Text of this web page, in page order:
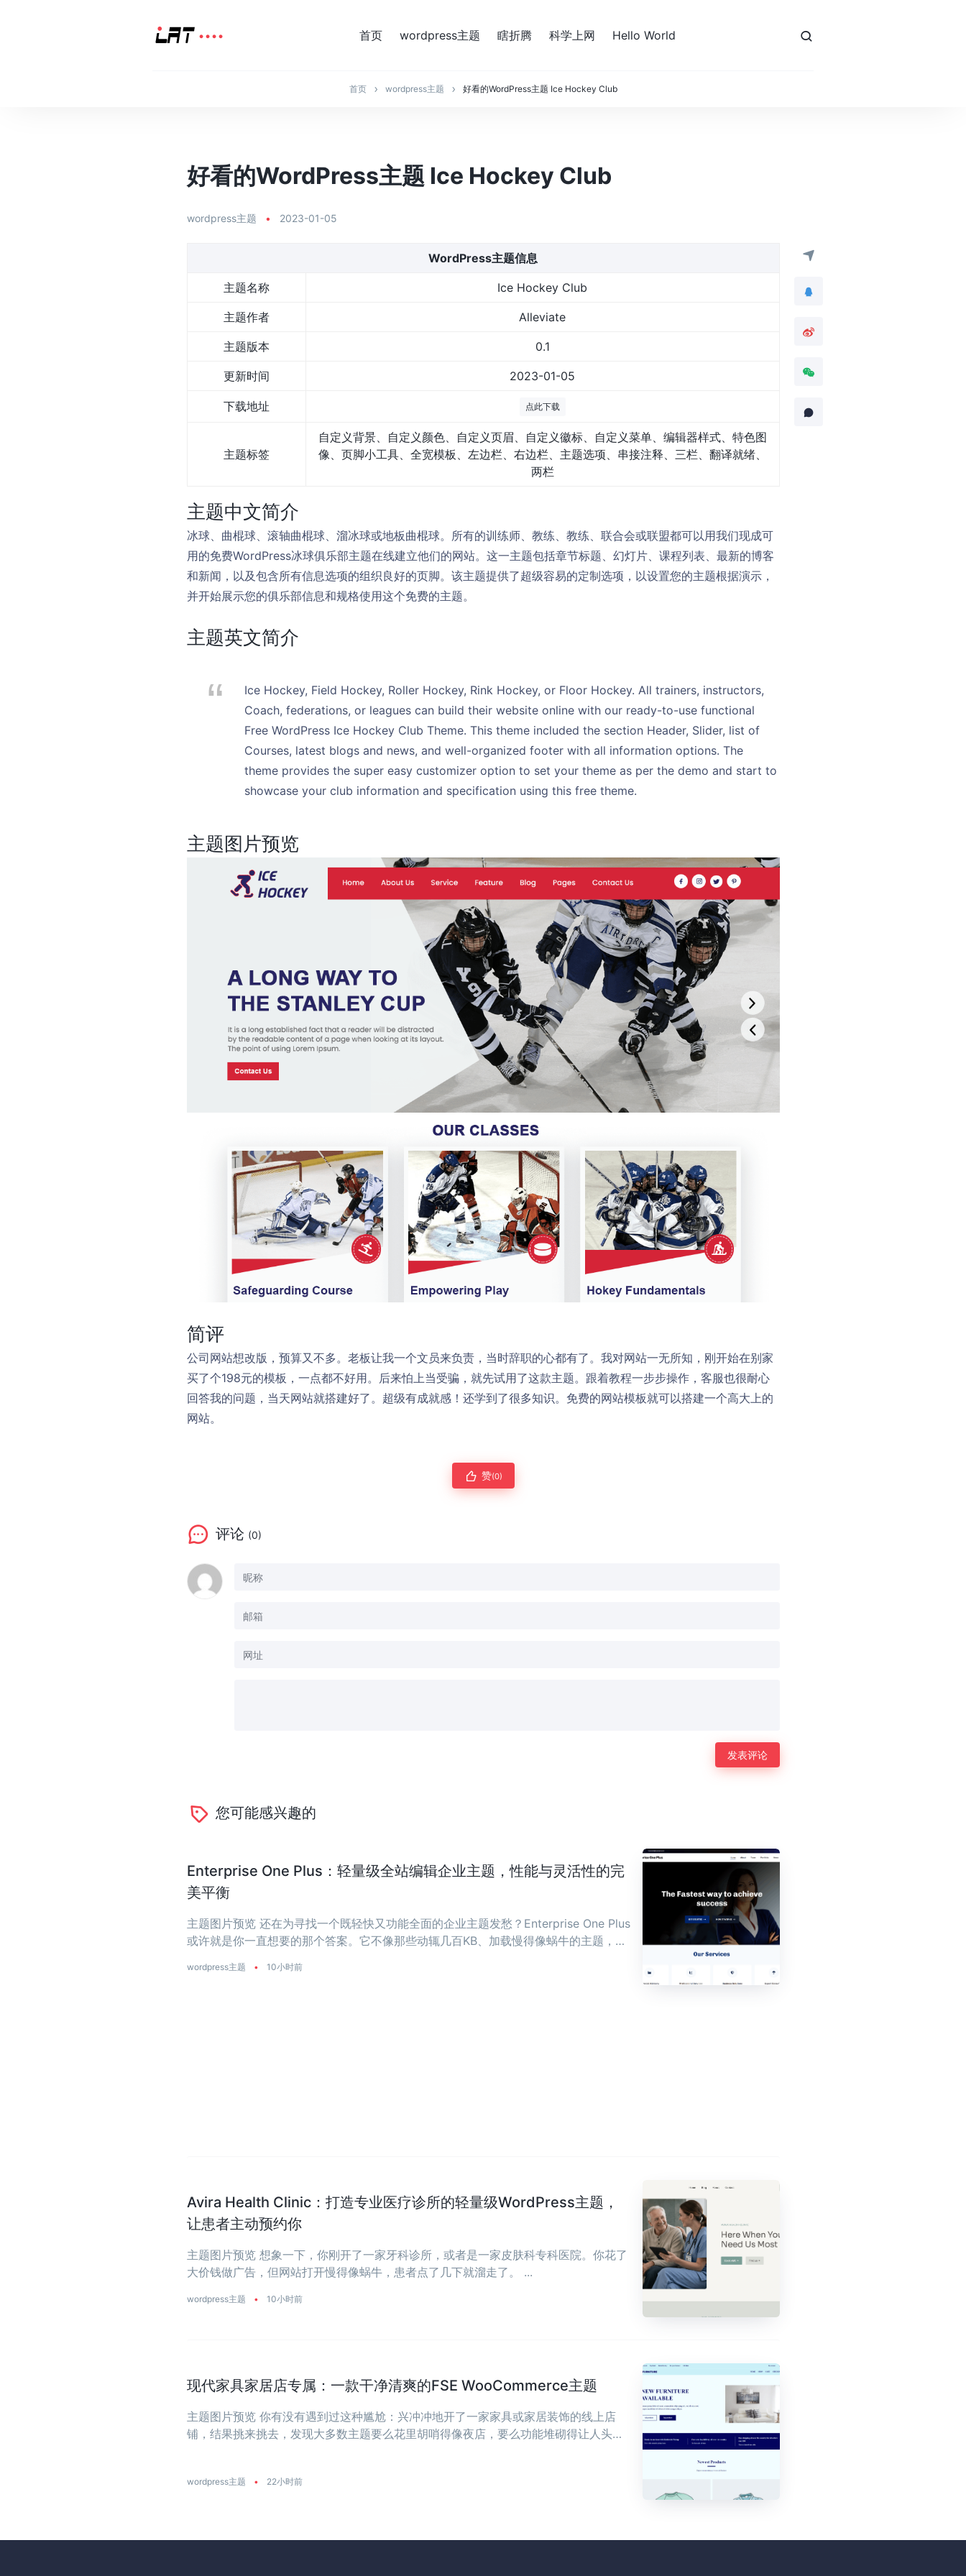
首页 wordpress主题 瞎折腾 科学上网 Hello World
首页 wordpress主题 好看的WordPress主题 Ice Hockey Club
好看的WordPress主题 Ice Hockey Club
wordpress主题 • 2023-01-05
WordPress主题信息
主题名称 Ice Hockey Club
主题作者 Alleviate
主题版本 0.1
更新时间 2023-01-05
下载地址 点此下载
主题标签
自定义背景、自定义颜色、自定义页眉、自定义徽标、自定义菜单、编辑器样式、特色图
像、页脚小工具、全宽模板、左边栏、右边栏、主题选项、串接注释、三栏、翻译就绪、
两栏
主题中文简介
冰球、曲棍球、滚轴曲棍球、溜冰球或地板曲棍球。所有的训练师、教练、教练、联合会或联盟都可以用我们现成可
用的免费WordPress冰球俱乐部主题在线建立他们的网站。这一主题包括章节标题、幻灯片、课程列表、最新的博客
和新闻，以及包含所有信息选项的组织良好的页脚。该主题提供了超级容易的定制选项，以设置您的主题根据演示，
并开始展示您的俱乐部信息和规格使用这个免费的主题。
主题英文简介
Ice Hockey, Field Hockey, Roller Hockey, Rink Hockey, or Floor Hockey. All trainers, instructors,
Coach, federations, or leagues can build their website online with our ready-to-use functional
Free WordPress Ice Hockey Club Theme. This theme included the section Header, Slider, list of
Courses, latest blogs and news, and well-organized footer with all information options. The
theme provides the super easy customizer option to set your theme as per the demo and start to
showcase your club information and specification using this free theme.
主题图片预览
简评
公司网站想改版，预算又不多。老板让我一个文员来负责，当时辞职的心都有了。我对网站一无所知，刚开始在别家
买了个198元的模板，一点都不好用。后来怕上当受骗，就先试用了这款主题。跟着教程一步步操作，客服也很耐心
回答我的问题，当天网站就搭建好了。超级有成就感！还学到了很多知识。免费的网站模板就可以搭建一个高大上的
网站。
赞(0)
评论 (0)
您可能感兴趣的
Enterprise One Plus：轻量级全站编辑企业主题，性能与灵活性的完
美平衡
主题图片预览 还在为寻找一个既轻快又功能全面的企业主题发愁？Enterprise One Plus
或许就是你一直想要的那个答案。它不像那些动辄几百KB、加载慢得像蜗牛的主题，而
wordpress主题 • 10小时前
Avira Health Clinic：打造专业医疗诊所的轻量级WordPress主题，
让患者主动预约你
主题图片预览 想象一下，你刚开了一家牙科诊所，或者是一家皮肤科专科医院。你花了
大价钱做广告，但网站打开慢得像蜗牛，患者点了几下就溜走了。 ...
wordpress主题 • 10小时前
现代家具家居店专属：一款干净清爽的FSE WooCommerce主题
主题图片预览 你有没有遇到过这种尴尬：兴冲冲地开了一家家具或家居装饰的线上店
铺，结果挑来挑去，发现大多数主题要么花里胡哨得像夜店，要么功能堆砌得让人头
wordpress主题 • 22小时前